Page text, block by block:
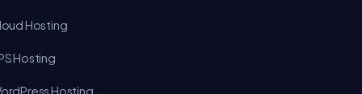
Hosting
Hosting
Hosting